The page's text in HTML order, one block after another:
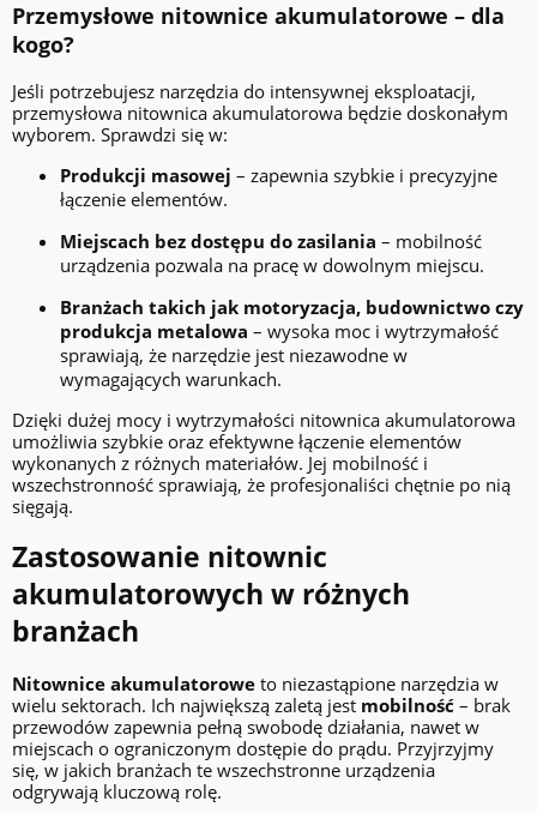
Przemysłowe nitownice akumulatorowe – dla
kogo?
Jeśli potrzebujesz narzędzia do intensywnej eksploatacji,
przemysłowa nitownica akumulatorowa będzie doskonałym
wyborem. Sprawdzi się w:
Produkcji masowej – zapewnia szybkie i precyzyjne
łączenie elementów.
Miejscach bez dostępu do zasilania – mobilność
urządzenia pozwala na pracę w dowolnym miejscu.
Branżach takich jak motoryzacja, budownictwo czy
produkcja metalowa – wysoka moc i wytrzymałość
sprawiają, że narzędzie jest niezawodne w
wymagających warunkach.
Dzięki dużej mocy i wytrzymałości nitownica akumulatorowa
umożliwia szybkie oraz efektywne łączenie elementów
wykonanych z różnych materiałów. Jej mobilność i
wszechstronność sprawiają, że profesjonaliści chętnie po nią
sięgają.
Zastosowanie nitownic
akumulatorowych w różnych
branżach
Nitownice akumulatorowe to niezastąpione narzędzia w
wielu sektorach. Ich największą zaletą jest mobilność – brak
przewodów zapewnia pełną swobodę działania, nawet w
miejscach o ograniczonym dostępie do prądu. Przyjrzyjmy
się, w jakich branżach te wszechstronne urządzenia
odgrywają kluczową rolę.